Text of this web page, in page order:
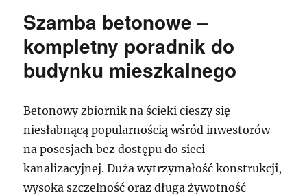
Szamba betonowe –
kompletny poradnik do
budynku mieszkalnego
Betonowy zbiornik na ścieki cieszy się
niesłabnącą popularnością wśród inwestorów
na posesjach bez dostępu do sieci
kanalizacyjnej. Duża wytrzymałość konstrukcji,
wysoka szczelność oraz długa żywotność